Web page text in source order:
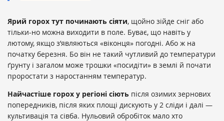
Ярий горох тут починають сіяти, щойно зійде сніг або
тільки-но можна виходити в поле. Буває, що навіть у
лютому, якщо з’являються «віконця» погодні. Або ж на
початку березня. Бо він не такий чутливий до температури
ґрунту і загалом може трошки «посидіти» в землі й почати
проростати з наростанням температур.
Найчастіше горох у регіоні сіють після озимих зернових
попередників, після яких площі дискують у 2 сліди і далі —
культивація та сівба. Нульовий обробіток мало хто